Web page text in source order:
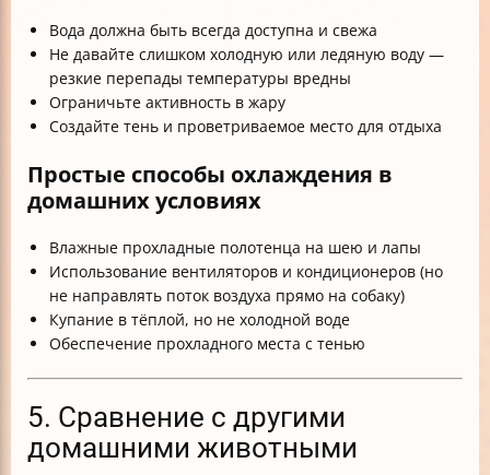
Вода должна быть всегда доступна и свежа
Не давайте слишком холодную или ледяную воду —
резкие перепады температуры вредны
Ограничьте активность в жару
Создайте тень и проветриваемое место для отдыха
Простые способы охлаждения в
домашних условиях
Влажные прохладные полотенца на шею и лапы
Использование вентиляторов и кондиционеров (но
не направлять поток воздуха прямо на собаку)
Купание в тёплой, но не холодной воде
Обеспечение прохладного места с тенью
5. Сравнение с другими
домашними животными